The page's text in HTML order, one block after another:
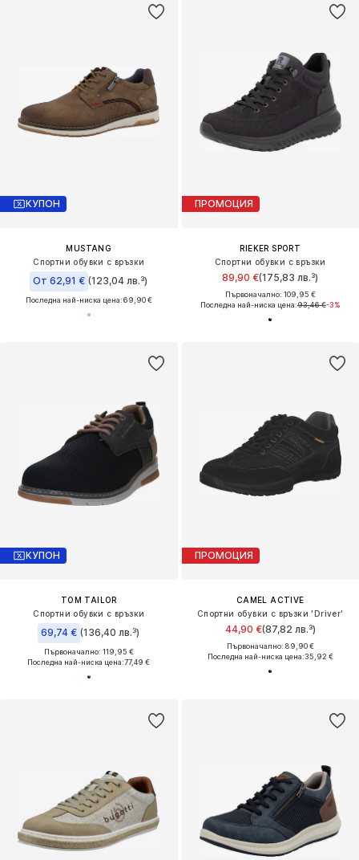
КУПОН
MUSTANG
Спортни обувки с връзки
От 62,91 € (123,04 лв.³)
Последна най-ниска цена:69,90 €
ПРОМОЦИЯ
RIEKER SPORT
Спортни обувки с връзки
89,90 €(175,83 лв.³)
Първоначално: 109,95 €
Последна най-ниска цена:93,46 €-3%
КУПОН
TOM TAILOR
Спортни обувки с връзки
69,74 € (136,40 лв.³)
Първоначално: 119,95 €
Последна най-ниска цена:77,49 €
ПРОМОЦИЯ
CAMEL ACTIVE
Спортни обувки с връзки 'Driver'
44,90 €(87,82 лв.³)
Първоначално: 89,90 €
Последна най-ниска цена:35,92 €